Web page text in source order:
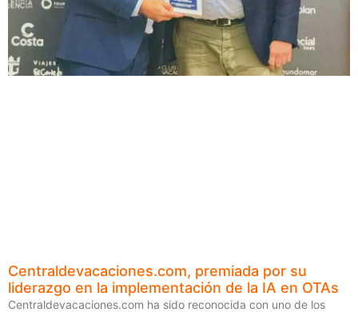
Centraldevacaciones.com, premiada por su
liderazgo en la implementación de la IA en OTAs
Centraldevacaciones.com ha sido reconocida con uno de los